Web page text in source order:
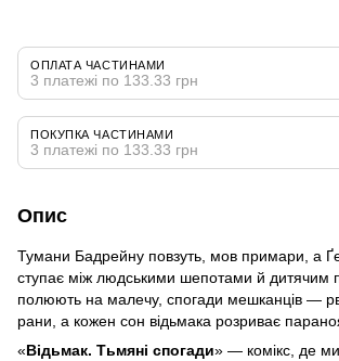
ОПЛАТА ЧАСТИНАМИ
3 платежі по 133.33 грн
ПОКУПКА ЧАСТИНАМИ
3 платежі по 133.33 грн
Опис
Тумани Бадрейну повзуть, мов примари, а
ступає між людськими шепотами й дитячим
полюють на малечу, спогади мешканців —
рани, а кожен сон відьмака розриває
«Відьмак. Тьмяні спогади» — комікс, де